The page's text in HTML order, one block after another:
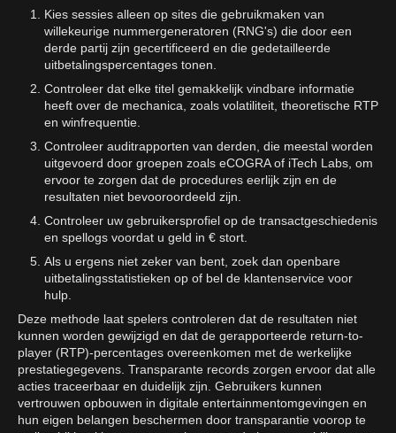
Kies sessies alleen op sites die gebruikmaken van
willekeurige nummergeneratoren (RNG's) die door een
derde partij zijn gecertificeerd en die gedetailleerde
uitbetalingspercentages tonen.
Controleer dat elke titel gemakkelijk vindbare informatie
heeft over de mechanica, zoals volatiliteit, theoretische RTP
en winfrequentie.
Controleer auditrapporten van derden, die meestal worden
uitgevoerd door groepen zoals eCOGRA of iTech Labs, om
ervoor te zorgen dat de procedures eerlijk zijn en de
resultaten niet bevooroordeeld zijn.
Controleer uw gebruikersprofiel op de transactgeschiedenis
en spellogs voordat u geld in € stort.
Als u ergens niet zeker van bent, zoek dan openbare
uitbetalingsstatistieken op of bel de klantenservice voor
hulp.
Deze methode laat spelers controleren dat de resultaten niet
kunnen worden gewijzigd en dat de gerapporteerde return-to-
player (RTP)-percentages overeenkomen met de werkelijke
prestatiegegevens. Transparante records zorgen ervoor dat alle
acties traceerbaar en duidelijk zijn. Gebruikers kunnen
vertrouwen opbouwen in digitale entertainmentomgevingen en
hun eigen belangen beschermen door transparantie voorop te